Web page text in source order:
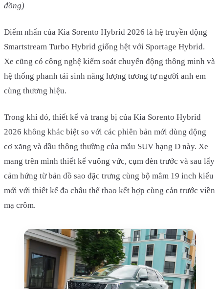
đồng)
Điểm nhấn của Kia Sorento Hybrid 2026 là hệ truyền động
Smartstream Turbo Hybrid giống hệt với Sportage Hybrid.
Xe cũng có công nghệ kiểm soát chuyển động thông minh và
hệ thống phanh tái sinh năng lượng tương tự người anh em
cùng thương hiệu.
Trong khi đó, thiết kế và trang bị của Kia Sorento Hybrid
2026 không khác biệt so với các phiên bản mới dùng động
cơ xăng và dầu thông thường của mẫu SUV hạng D này. Xe
mang trên mình thiết kế vuông vức, cụm đèn trước và sau lấy
cảm hứng từ bản đồ sao đặc trưng cùng bộ mâm 19 inch kiểu
mới với thiết kế đa chấu thể thao kết hợp cùng cản trước viền
mạ crôm.